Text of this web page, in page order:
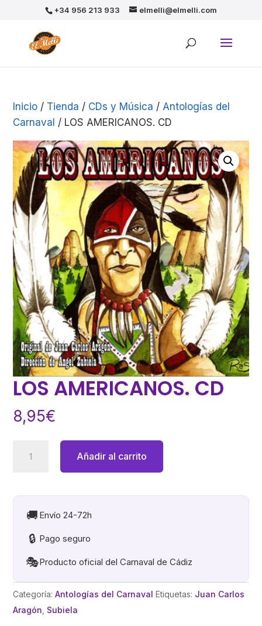
+34 956 213 933 elmelli@elmelli.com
Inicio / Tienda / CDs y Música / Antologías del
Carnaval / LOS AMERICANOS. CD
LOS AMERICANOS. CD
8,95€
AMERICANOS.
cantidad
Añadir al carrito
🚚 Envío 24-72h
🔒 Pago seguro
🎭Producto oficial del Carnaval de Cádiz
Categoría:Antologías del Carnaval Etiquetas: Juan Carlos
Aragón Subiela